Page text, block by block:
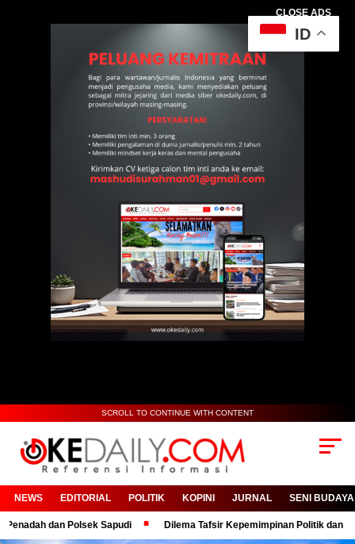
CLOSE ADS
SCROLL TO CONTINUE WITH CONTENT
NEWS EDITORIAL POLITIK KOPINI JURNAL SENI BUDAYA
dan Polsek Sapudi Dilema Tafsir Kepemimpinan Politik dan
ID